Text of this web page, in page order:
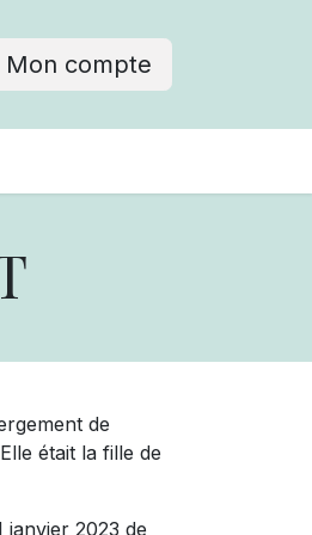
Mon compte
de
était la fille de
janvier 2023 de